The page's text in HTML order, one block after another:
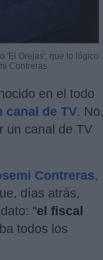
'El Orejas', que lo lógico
Contreras
en el todo
canal de TV. No,
un canal de TV
Contreras,
días atrás,
"el fiscal
todos los